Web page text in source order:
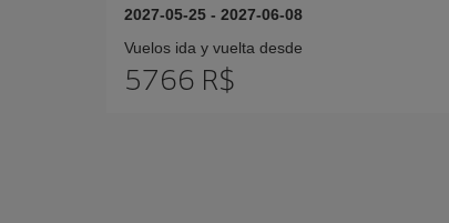
2027-05-25 - 2027-06-08
Vuelos ida y vuelta desde
5766 R$